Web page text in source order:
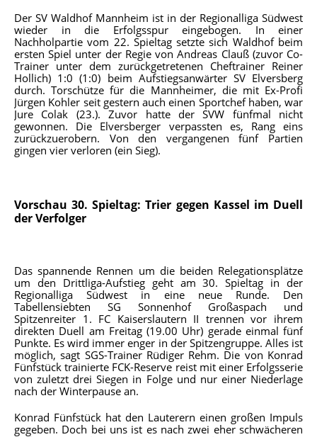
Der SV Waldhof Mannheim ist in der Regionalliga Südwest
wieder in die Erfolgsspur eingebogen. In einer
Nachholpartie vom 22. Spieltag setzte sich Waldhof beim
ersten Spiel unter der Regie von Andreas Clauß (zuvor Co-
Trainer unter dem zurückgetretenen Cheftrainer Reiner
Hollich) 1:0 (1:0) beim Aufstiegsanwärter SV Elversberg
durch. Torschütze für die Mannheimer, die mit Ex-Profi
Jürgen Kohler seit gestern auch einen Sportchef haben, war
Jure Colak (23.). Zuvor hatte derSVW fünfmal nicht
gewonnen. Die Elversberger verpassten es, Rang eins
zurückzuerobern. Von den vergangenen fünf Partien
gingen vier verloren (ein Sieg).
Vorschau 30. Spieltag: Trier gegen Kassel im Duell
der Verfolger
Das spannende Rennen um die beiden Relegationsplätze
um den Drittliga-Aufstieg geht am 30. Spieltag in der
Regionalliga Südwest in eine neue Runde. Den
Tabellensiebten SG Sonnenhof Großaspach und
Spitzenreiter 1. FC Kaiserslautern II trennen vor ihrem
direkten Duell am Freitag (19.00 Uhr) gerade einmal fünf
Punkte. Es wird immer enger in der Spitzengruppe. Alles ist
möglich, sagt SGS-Trainer Rüdiger Rehm. Die von Konrad
Fünfstück trainierte FCK-Reserve reist mit einer Erfolgsserie
von zuletzt drei Siegen in Folge und nur einer Niederlage
nach der Winterpause an.
Konrad Fünfstück hat den Lauterern einen großen Impuls
gegeben. Doch bei uns ist es nach zwei eher schwächeren